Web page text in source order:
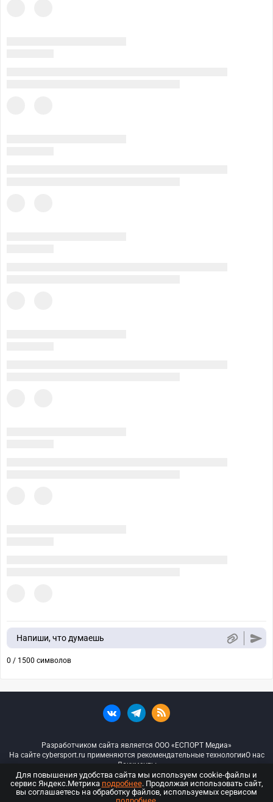
Напиши, что думаешь
0 / 1500 символов
Разработчиком сайта является ООО «ЕСПОРТ Медиа»
На сайте cybersport.ru применяются рекомендательные технологииО нас
Документы
© ООО «Киберспорт.ру» — Все права защищены
Для повышения удобства сайта мы используем cookie-файлы и
сервис Яндекс.Метрика подробнее. Продолжая использовать сайт,
вы соглашаетесь на обработку файлов, используемых сервисом